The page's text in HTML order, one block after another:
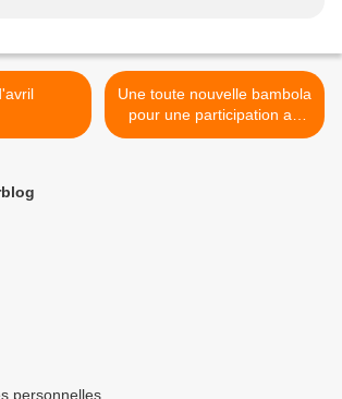
Une toute nouvelle bambola
pour une participation au
défi de Dane >
personnelles